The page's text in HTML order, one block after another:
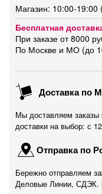
Магазин: 10:00-19:00
Бесплатная
При заказе от 8000
По Москве и МО (до
Доставка по
Мы доставляем
доставки на выбор: с
Отправка по
Бережно отправляем
Деловые Линии, СДЭК.